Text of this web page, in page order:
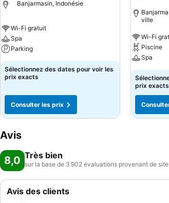
Banjarmasin, Indonésie
Wi-Fi gratuit
Spa
Parking
Sélectionnez des dates pour voir les
prix exacts
Consulter les prix
ville
Wi-Fi
Piscine
Spa
prix exacts
Avis
8,0 Très bien
sur la base de 3 902 évaluations provenant de
Avis des clients